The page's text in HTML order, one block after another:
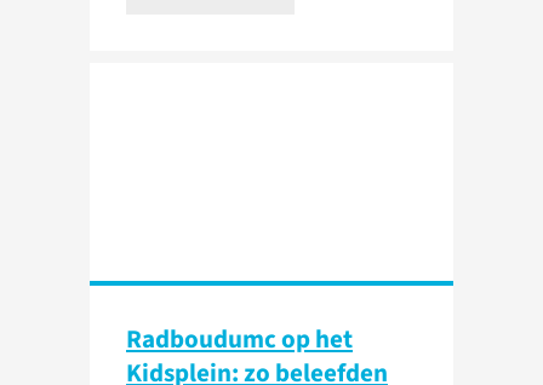
Radboudumc op het
Kidsplein: zo beleefden